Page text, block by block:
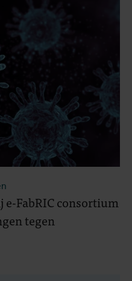
e-FabRIC consortium
tegen